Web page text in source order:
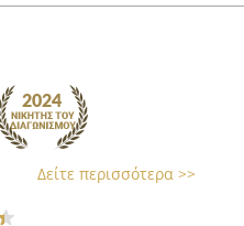
Δείτε περισσότερα >>